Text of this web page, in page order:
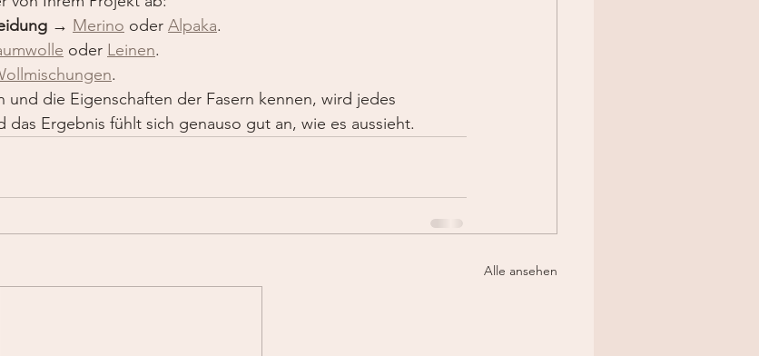
→ Merino oder Alpaka.
oder Leinen.
.
und die Eigenschaften der Fasern kennen, wird jedes
Ergebnis fühlt sich genauso gut an, wie es aussieht.
Alle ansehen